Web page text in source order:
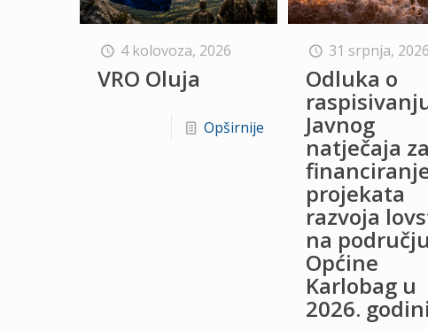
4 kolovoza, 2026
VRO Oluja
Opširnije
31 srpnja, 2026
Odluka o
Javnog
natječaja za
projekata
razvoja
na području
Općine
Karlobag u
2026. godini